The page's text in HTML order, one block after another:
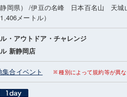
岡県）
/伊豆の名峰 日本百名山 天城
1,406メートル）
・アウトドア・チャレンジ
新静岡店
集合イベント 種別によって規約等が異